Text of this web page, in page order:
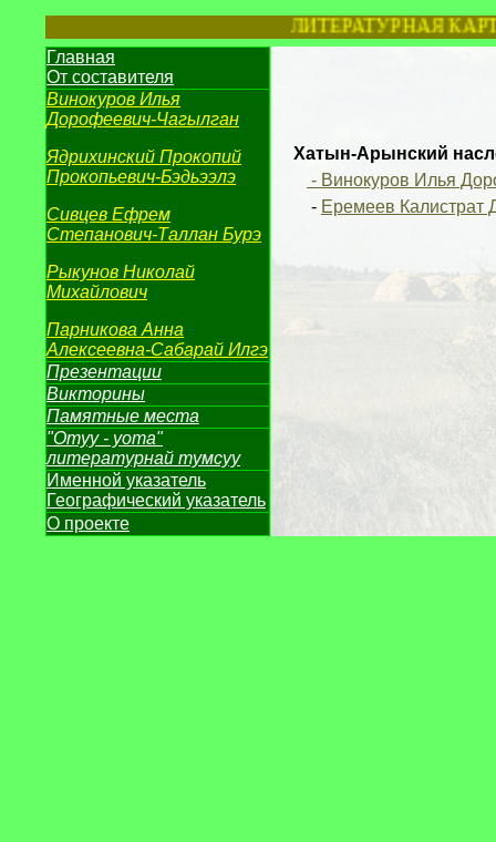
ЛИТЕРАТУРНАЯ КАРТА
Главная
От составителя
Винокуров Илья
Дорофеевич-Чагылган
Ядрихинский Прокопий
Прокопьевич-Бэдьээлэ
Сивцев Ефрем
Степанович-Таллан Бурэ
Рыкунов Николай
Михайлович
Парникова Анна
Алексеевна-Сабарай Илгэ
Презентации
Викторины
Памятные места
"Отуу - уота"
литературнай тумсуу
Именной указатель
Географический указатель
О проекте
Хатын-Арынский
- Винокуров Илья
- Еремеев Калистрат